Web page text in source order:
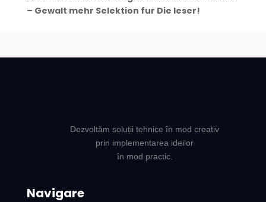
– Gewalt mehr Selektion fur Die leser!
Dezvoltăm soluții tehnice în mod creativ
prin implementarea ideilor
în mod practic.
Navigare